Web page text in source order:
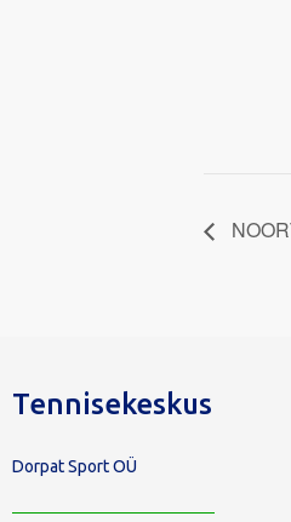
Tennisekeskus
Dorpat Sport OÜ